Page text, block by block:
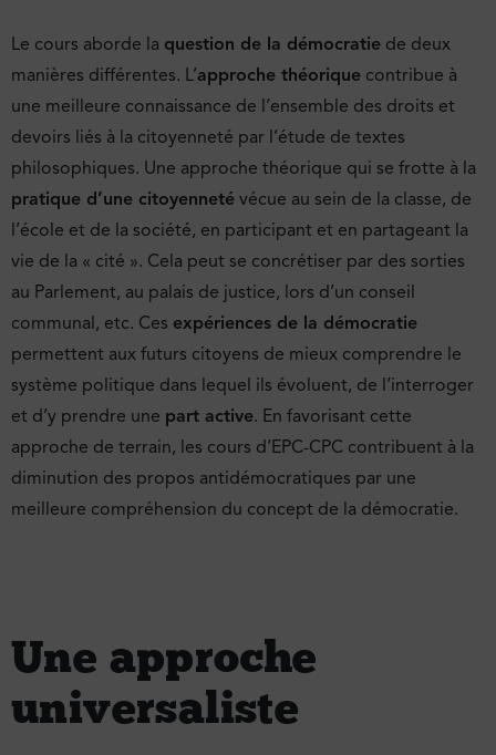
Le cours aborde la question de la démocratie de deux
manières différentes. L’approche théorique contribue à
une meilleure connaissance de l’ensemble des droits et
devoirs liés à la citoyenneté par l’étude de textes
philosophiques. Une approche théorique qui se frotte à la
pratique d’une citoyenneté vécue au sein de la classe, de
l’école et de la société, en participant et en partageant la
vie de la « cité ». Cela peut se concrétiser par des sorties
au Parlement, au palais de justice, lors d’un conseil
communal, etc. Ces expériences de la démocratie
permettent aux futurs citoyens de mieux comprendre le
système politique dans lequel ils évoluent, de l’interroger
et d’y prendre une part active. En favorisant cette
approche de terrain, les cours d’EPC-CPC contribuent à la
diminution des propos antidémocratiques par une
meilleure compréhension du concept de la démocratie.
Une approche
universaliste